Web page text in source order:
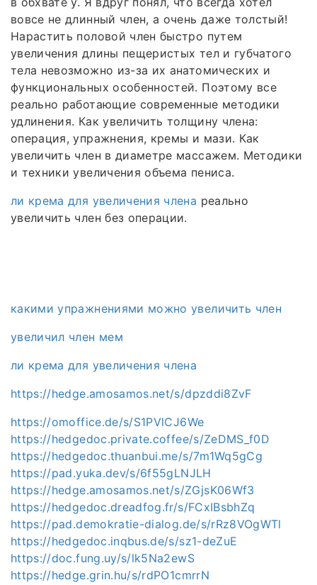
вовсе не длинный член, а очень даже толстый!
Нарастить половой член быстро путем
увеличения длины пещеристых тел и губчатого
тела невозможно из-за их анатомических и
функциональных особенностей. Поэтому все
реально работающие современные методики
удлинения. Как увеличить толщину члена:
операция, упражнения, кремы и мази. Как
увеличить член в диаметре массажем. Методики
и техники увеличения объема пениса.
ли крема для увеличения члена реально
увеличить член без операции.
какими упражнениями можно увеличить член
увеличил член мем
ли крема для увеличения члена
https://hedge.amosamos.net/s/dpzddi8ZvF
https://omoffice.de/s/S1PVlCJ6We
https://hedgedoc.private.coffee/s/ZeDMS_f0D
https://hedgedoc.thuanbui.me/s/7m1Wq5gCg
https://pad.yuka.dev/s/6f55gLNJLH
https://hedge.amosamos.net/s/ZGjsK06Wf3
https://hedgedoc.dreadfog.fr/s/FCxIBsbhZq
https://pad.demokratie-dialog.de/s/rRz8VOgWTl
https://hedgedoc.inqbus.de/s/sz1-deZuE
https://doc.fung.uy/s/lk5Na2ewS
https://hedge.grin.hu/s/rdPO1cmrrN